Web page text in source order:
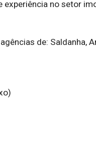
experiência no setor
de: Saldanha,